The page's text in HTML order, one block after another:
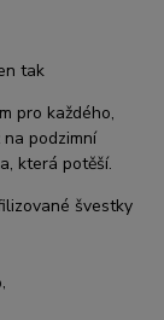
tak
pro každého,
podzimní
která potěší.
švestky